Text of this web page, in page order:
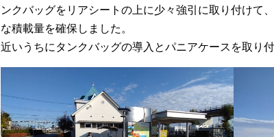
ンクバッグをリアシートの上に少々強引に取り付けて
な積載量を確保しました。
近いうちにタンクバッグの導入とパニアケースを取り